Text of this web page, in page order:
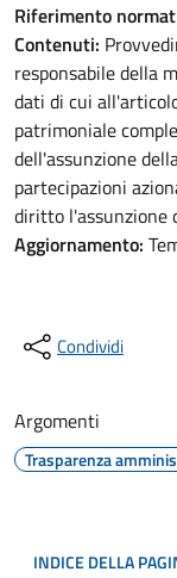
Riferimento
Contenuti:
responsabile della
dati di cui
patrimoniale
dell'assunzione
partecipazioni
diritto l'assunzione
Aggiornamento:
Condividi
Argomenti
Trasparenza
INDICE DELLA